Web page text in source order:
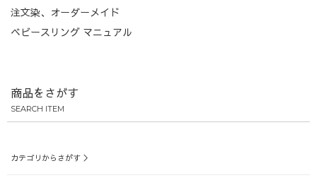
注文染、オーダーメイド
ベビースリング マニュアル
商品をさがす
SEARCH ITEM
カテゴリからさがす ＞